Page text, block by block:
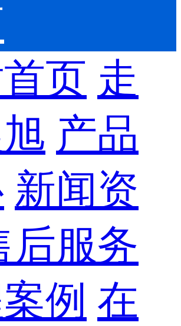
页 走
产品
新闻资
后服务
例 在